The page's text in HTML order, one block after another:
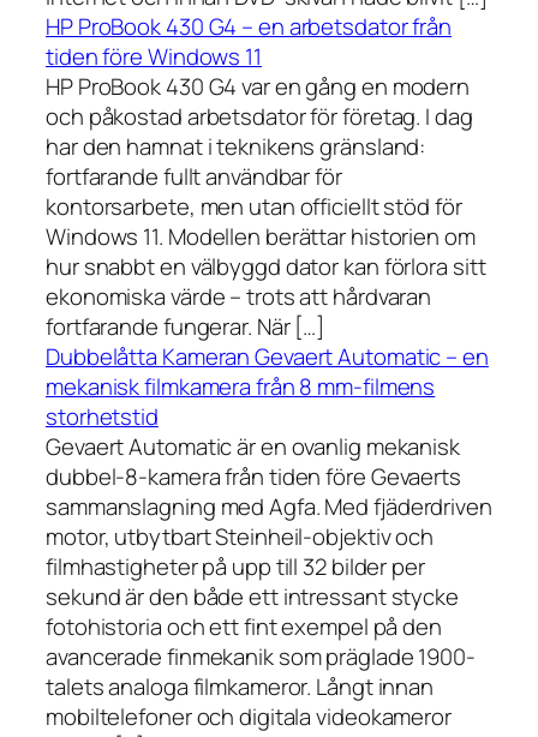
HP ProBook 430 G4 – en arbetsdator från
tiden före Windows 11
HP ProBook 430 G4 var en gång en modern
och påkostad arbetsdator för företag. I dag
har den hamnat i teknikens gränsland:
fortfarande fullt användbar för
kontorsarbete, men utan officiellt stöd för
Windows 11. Modellen berättar historien om
hur snabbt en välbyggd dator kan förlora sitt
ekonomiska värde – trots att hårdvaran
fortfarande fungerar. När […]
Dubbelåtta Kameran Gevaert Automatic – en
mekanisk filmkamera från 8 mm-filmens
storhetstid
Gevaert Automatic är en ovanlig mekanisk
dubbel-8-kamera från tiden före Gevaerts
sammanslagning med Agfa. Med fjäderdriven
motor, utbytbart Steinheil-objektiv och
filmhastigheter på upp till 32 bilder per
sekund är den både ett intressant stycke
fotohistoria och ett fint exempel på den
avancerade finmekanik som präglade 1900-
talets analoga filmkameror. Långt innan
mobiltelefoner och digitala videokameror